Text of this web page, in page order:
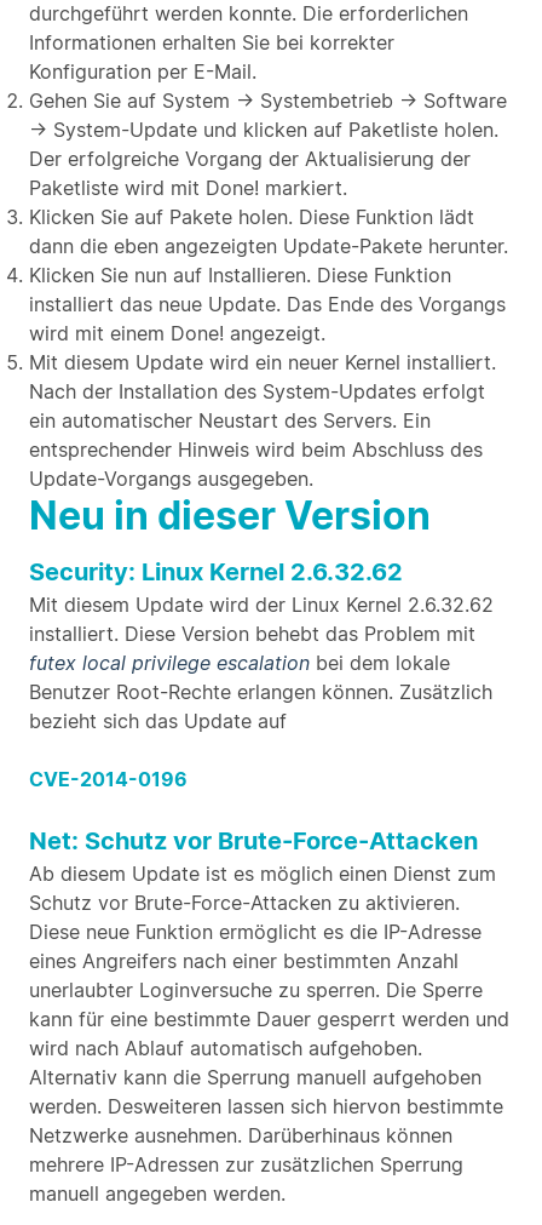
durchgeführt werden konnte. Die erforderlichen
Informationen erhalten Sie bei korrekter
Konfiguration per E-Mail.
Gehen Sie auf System → Systembetrieb → Software
→ System-Update und klicken auf Paketliste holen.
Der erfolgreiche Vorgang der Aktualisierung der
Paketliste wird mit Done! markiert.
Klicken Sie auf Pakete holen. Diese Funktion lädt
dann die eben angezeigten Update-Pakete herunter.
Klicken Sie nun auf Installieren. Diese Funktion
installiert das neue Update. Das Ende des Vorgangs
wird mit einem Done! angezeigt.
Mit diesem Update wird ein neuer Kernel installiert.
Nach der Installation des System-Updates erfolgt
ein automatischer Neustart des Servers. Ein
entsprechender Hinweis wird beim Abschluss des
Update-Vorgangs ausgegeben.
Neu in dieser Version
Security: Linux Kernel 2.6.32.62
Mit diesem Update wird der Linux Kernel 2.6.32.62
installiert. Diese Version behebt das Problem mit
futex local privilege escalation bei dem lokale
Benutzer Root-Rechte erlangen können. Zusätzlich
bezieht sich das Update auf
CVE-2014-0196
Net: Schutz vor Brute-Force-Attacken
Ab diesem Update ist es möglich einen Dienst zum
Schutz vor Brute-Force-Attacken zu aktivieren.
Diese neue Funktion ermöglicht es die IP-Adresse
eines Angreifers nach einer bestimmten Anzahl
unerlaubter Loginversuche zu sperren. Die Sperre
kann für eine bestimmte Dauer gesperrt werden und
wird nach Ablauf automatisch aufgehoben.
Alternativ kann die Sperrung manuell aufgehoben
werden. Desweiteren lassen sich hiervon bestimmte
Netzwerke ausnehmen. Darüberhinaus können
mehrere IP-Adressen zur zusätzlichen Sperrung
manuell angegeben werden.